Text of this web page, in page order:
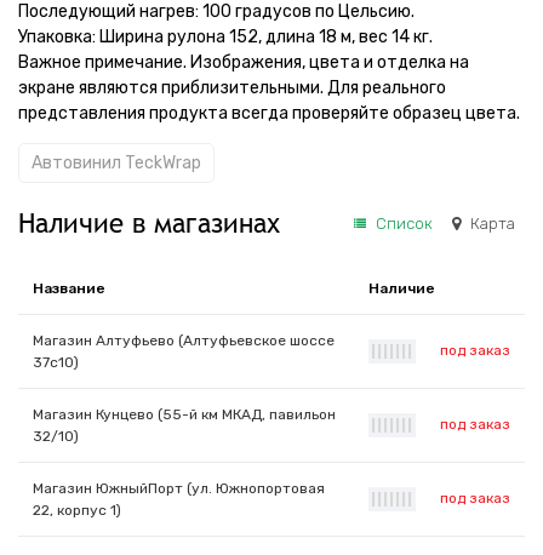
Последующий нагрев: 100 градусов по Цельсию.
Упаковка: Ширина рулона 152, длина 18 м, вес 14 кг.
Важное примечание. Изображения, цвета и отделка на
экране являются приблизительными. Для реального
представления продукта всегда проверяйте образец цвета.
Автовинил TeckWrap
Наличие в магазинах Список Карта
Название Наличие
Магазин Алтуфьево (Алтуфьевское шоссе
37с10)
под заказ
Магазин Кунцево (55-й км МКАД, павильон
32/10)
под заказ
Магазин ЮжныйПорт (ул. Южнопортовая
22, корпус 1)
под заказ